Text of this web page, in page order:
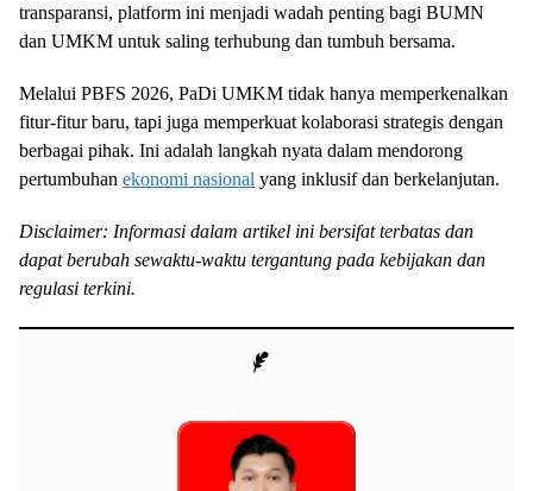
transparansi, platform ini menjadi wadah penting bagi BUMN
dan UMKM untuk saling terhubung dan tumbuh bersama.
Melalui PBFS 2026, PaDi UMKM tidak hanya memperkenalkan
fitur-fitur baru, tapi juga memperkuat kolaborasi strategis dengan
berbagai pihak. Ini adalah langkah nyata dalam mendorong
pertumbuhan ekonomi nasional yang inklusif dan berkelanjutan.
Disclaimer: Informasi dalam artikel ini bersifat terbatas dan
dapat berubah sewaktu-waktu tergantung pada kebijakan dan
regulasi terkini.